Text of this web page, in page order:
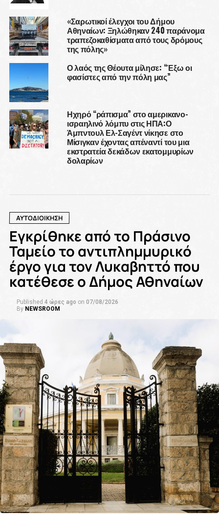
«Σαρωτικοί έλεγχοι του Δήμου
Αθηναίων: Ξηλώθηκαν 240 παράνομα
τραπεζοκαθίσματα από τους δρόμους
της πόλης»
Ο λαός της Θέουτα μίλησε: “Έξω οι
φασίστες από την πόλη μας”
Ηχηρό “ράπισμα” στο αμερικανο-
ισραηλινό λόμπυ στις ΗΠΑ:Ο
Άμπντουλ Ελ-Σαγέντ νίκησε στο
Μίσιγκαν έχοντας απέναντί του μια
εκστρατεία δεκάδων εκατομμυρίων
δολαρίων
ΑΥΤΟΔΙΟΙΚΗΣΗ
Εγκρίθηκε από το Πράσινο
Ταμείο το αντιπλημμυρικό
έργο για τον Λυκαβηττό που
κατέθεσε ο Δήμος Αθηναίων
Published 4 ώρες ago on 07/08/2026
By NEWSROOM